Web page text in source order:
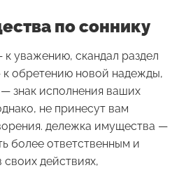
по соннику
к уважению, скандал раздел
обретению новой надежды,
знак исполнения ваших
не принесут вам
дележка имущества —
более ответственным и
действиях,